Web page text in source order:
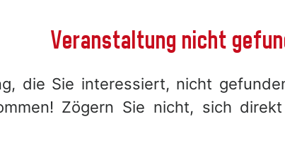
Veranstaltung nicht
die Sie interessiert, nicht
Zögern Sie nicht, sich